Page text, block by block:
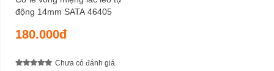
động 14mm SATA 46405
180.000đ
Chưa có đánh giá